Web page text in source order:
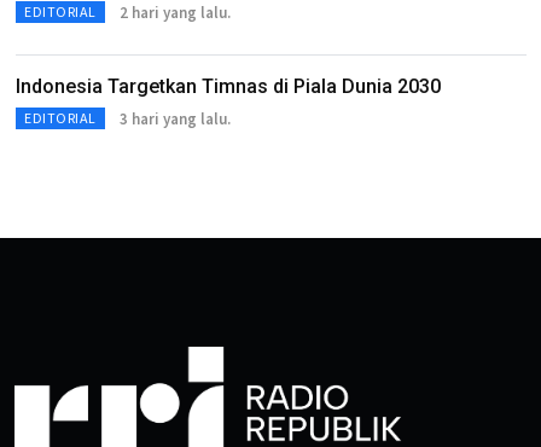
EDITORIAL 2 hari yang lalu.
Indonesia Targetkan Timnas di Piala Dunia 2030
EDITORIAL 3 hari yang lalu.